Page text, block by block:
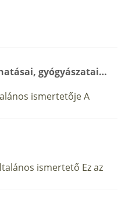
gyógyászatai…
ismertetője A
ismertető Ez az